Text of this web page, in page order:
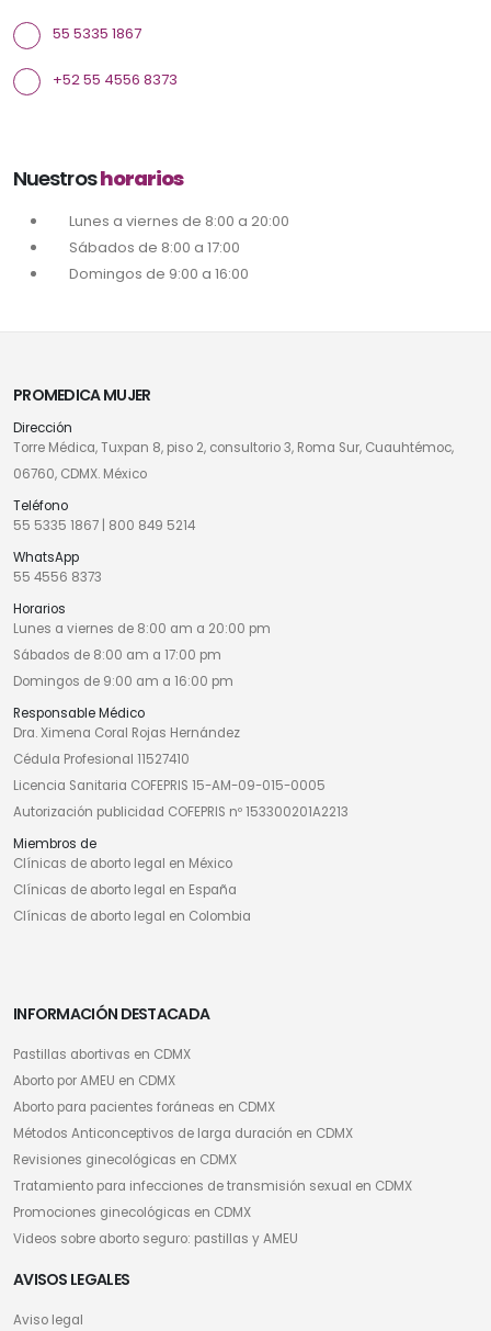
55 5335 1867
+52 55 4556 8373
Nuestroshorarios
Lunes a viernes de 8:00 a 20:00
Sábados de 8:00 a 17:00
Domingos de 9:00 a 16:00
PROMEDICA MUJER
Dirección
Torre Médica, Tuxpan 8, piso 2, consultorio 3, Roma Sur, Cuauhtémoc,
06760, CDMX. México
Teléfono
55 5335 1867
800 849 5214
WhatsApp
55 4556 8373
Horarios
Lunes a viernes de 8:00 am a 20:00 pm
Sábados de 8:00 am a 17:00 pm
Domingos de 9:00 am a 16:00 pm
Responsable Médico
Dra. Ximena Coral Rojas Hernández
Cédula Profesional 11527410
Licencia Sanitaria COFEPRIS 15-AM-09-015-0005
Autorización publicidad COFEPRIS nº 153300201A2213
Miembros de
Clínicas de aborto legal en México
Clínicas de aborto legal en España
Clínicas de aborto legal en Colombia
INFORMACIÓN DESTACADA
Pastillas abortivas en CDMX
Aborto por AMEU en CDMX
Aborto para pacientes foráneas en CDMX
Métodos Anticonceptivos de larga duración en CDMX
Revisiones ginecológicas en CDMX
Tratamiento para infecciones de transmisión sexual en CDMX
Promociones ginecológicas en CDMX
Videos sobre aborto seguro: pastillas y AMEU
AVISOS LEGALES
Aviso legal